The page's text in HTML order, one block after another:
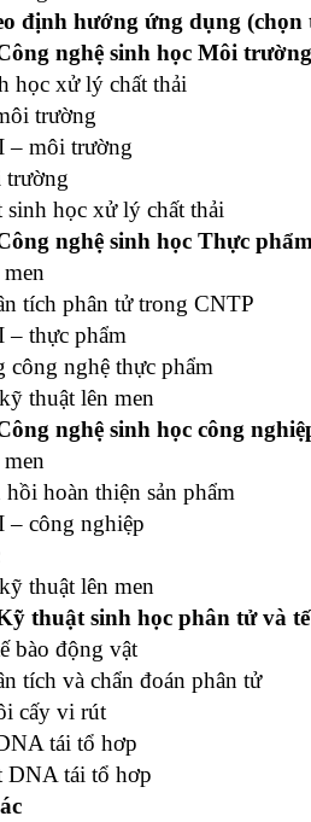
định hướng ứng dụng (chọn
nghệ sinh học Môi trường
học xử lý chất thải
trường
– môi trường
trường
học xử lý chất thải
nghệ sinh học Thực
tích phân tử trong CNTP
– thực phẩm
công nghệ thực phẩm
thuật lên men
nghệ sinh học công
hoàn thiện sản phẩm
– công nghiệp
thuật lên men
thuật sinh học phân tử và
bào động vật
tích và chẩn đoán phân tử
cấy vi rút
tái tổ hơp
DNA tái tổ hơp